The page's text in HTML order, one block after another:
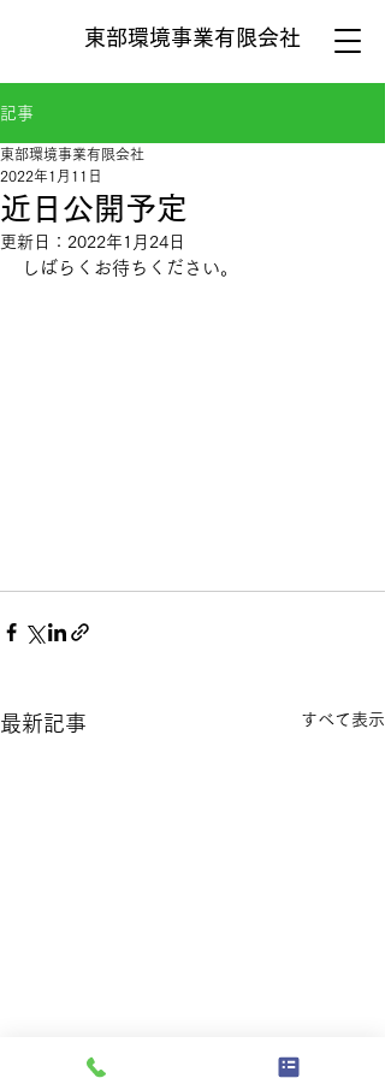
​東部環境事業有限会社
記事
近日公開予定
東部環境事業有限会社
2022年1月11日
更新日： 2022年1月24日
しばらくお待ちください。
最新記事 すべて表示